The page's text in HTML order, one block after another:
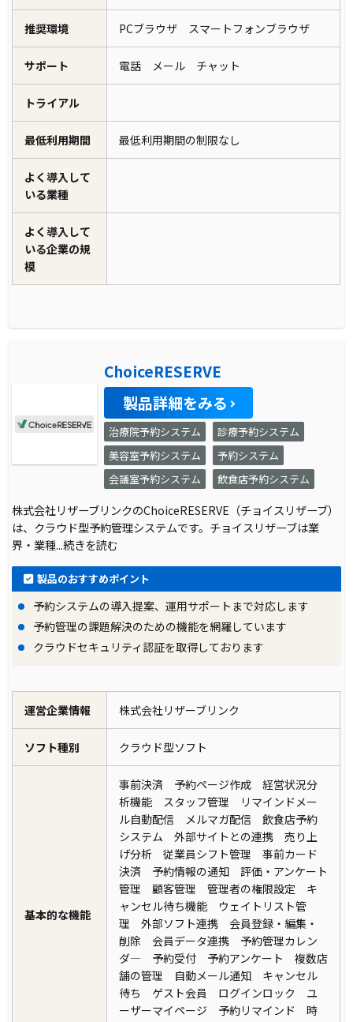
推奨環境 PCブラウザ スマートフォンブラウザ
サポート 電話 メール チャット
トライアル
最低利用期間 最低利用期間の制限なし
よく導入して
いる業種
よく導入して
いる企業の規
模
ChoiceRESERVE
製品詳細をみる
治療院予約システム
診療予約システム
美容室予約システム
予約システム
会議室予約システム
飲食店予約システム
株式会社リザーブリンクのChoiceRESERVE（チョイスリザーブ）
は、クラウド型予約管理システムです。チョイスリザーブは業
界・業種...続きを読む
製品のおすすめポイント
予約システムの導入提案、運用サポートまで対応します
予約管理の課題解決のための機能を網羅しています
クラウドセキュリティ認証を取得しております
運営企業情報 株式会社リザーブリンク
ソフト種別 クラウド型ソフト
基本的な機能
事前決済 予約ページ作成 経営状況分
析機能 スタッフ管理 リマインドメー
ル自動配信 メルマガ配信 飲食店予約
システム 外部サイトとの連携 売り上
げ分析 従業員シフト管理 事前カード
決済 予約情報の通知 評価・アンケート
管理 顧客管理 管理者の権限設定 キ
ャンセル待ち機能 ウェイトリスト管
理 外部ソフト連携 会員登録・編集・
削除 会員データ連携 予約管理カレン
ダ― 予約受付 予約アンケート 複数店
舗の管理 自動メール通知 キャンセル
待ち ゲスト会員 ログインロック ユ
ーザーマイページ 予約リマインド 時